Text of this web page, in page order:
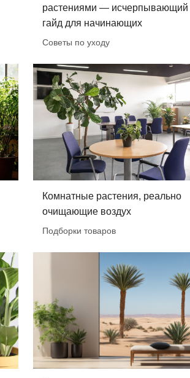
растениями — исчерпывающий
гайд для начинающих
Советы по уходу
Комнатные растения, реально
очищающие воздух
Подборки товаров